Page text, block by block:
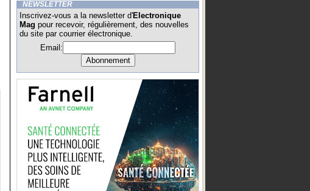
NEWSLETTER
Inscrivez-vous a la newsletter d'Electronique
Mag pour recevoir, régulièrement, des nouvelles
du site par courrier électronique.
Email: